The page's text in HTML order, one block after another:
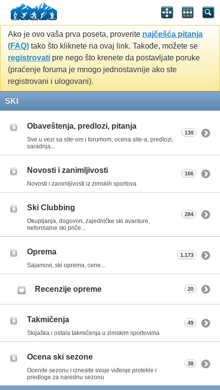
Ako je ovo vaša prva poseta, proverite najčešća pitanja
(FAQ) tako što kliknete na ovaj link. Takođe, možete se
registrovati pre nego što krenete da postavljate poruke
(praćenje foruma je mnogo jednostavnije ako ste
registrovani i ulogovani).
SKI
Obaveštenja, predlozi, pitanja
Sve u vezi sa site-om i forumom, ocena site-a, predlozi,
saradnja...
130
Novosti i zanimljivosti
Novosti i zanimljivosti iz zimskih sportova
166
Ski Clubbing
Okupljanja, dogovori, zajedničke ski avanture,
neformalne ski priče...
284
Oprema
Sajamovi, ski oprema, cene...
1.173
Recenzije opreme 20
Takmičenja
Skijaška i ostala takmičenja u zimskim sportovima
49
Ocena ski sezone
Ocenite sezonu i iznesite svoje viđenje protekle i
predloge za narednu sezonu
38